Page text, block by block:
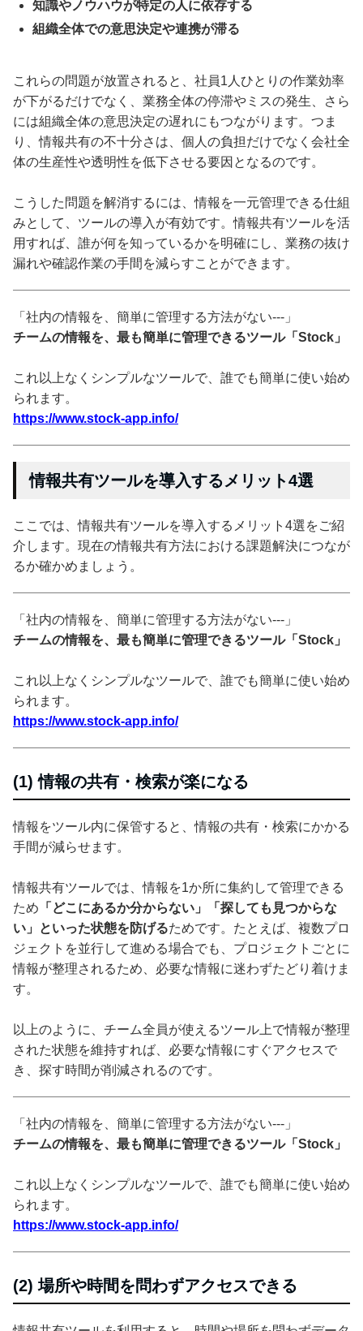
知識やノウハウが特定の人に依存する
組織全体での意思決定や連携が滞る
これらの問題が放置されると、社員1人ひとりの作業効率
が下がるだけでなく、業務全体の停滞やミスの発生、さら
には組織全体の意思決定の遅れにもつながります。つま
り、情報共有の不十分さは、個人の負担だけでなく会社全
体の生産性や透明性を低下させる要因となるのです。
こうした問題を解消するには、情報を一元管理できる仕組
みとして、ツールの導入が有効です。情報共有ツールを活
用すれば、誰が何を知っているかを明確にし、業務の抜け
漏れや確認作業の手間を減らすことができます。
「社内の情報を、簡単に管理する方法がない---」
チームの情報を、最も簡単に管理できるツール「Stock」
これ以上なくシンプルなツールで、誰でも簡単に使い始め
られます。
https://www.stock-app.info/
情報共有ツールを導入するメリット4選
ここでは、情報共有ツールを導入するメリット4選をご紹
介します。現在の情報共有方法における課題解決につなが
るか確かめましょう。
「社内の情報を、簡単に管理する方法がない---」
チームの情報を、最も簡単に管理できるツール「Stock」
これ以上なくシンプルなツールで、誰でも簡単に使い始め
られます。
https://www.stock-app.info/
(1) 情報の共有・検索が楽になる
情報をツール内に保管すると、情報の共有・検索にかかる
手間が減らせます。
情報共有ツールでは、情報を1か所に集約して管理できる
ため 「どこにあるか分からない」「探しても見つからな
い」といった状態を防げるためです。たとえば、複数プロ
ジェクトを並行して進める場合でも、プロジェクトごとに
情報が整理されるため、必要な情報に迷わずたどり着けま
す。
以上のように、チーム全員が使えるツール上で情報が整理
された状態を維持すれば、必要な情報にすぐアクセスで
き、探す時間が削減されるのです。
「社内の情報を、簡単に管理する方法がない---」
チームの情報を、最も簡単に管理できるツール「Stock」
これ以上なくシンプルなツールで、誰でも簡単に使い始め
られます。
https://www.stock-app.info/
(2) 場所や時間を問わずアクセスできる